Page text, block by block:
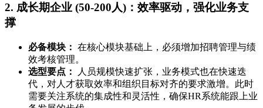
2. 成长期企业 (50-200人)：效率驱动，强化业务支
撑
必备模块： 在核心模块基础上，必须增加招聘管理与绩
效考核管理。
选型要点：
人员规模快速扩张，业务模式也在快速迭
代，对人才获取效率和组织目标对齐的要求激增。此时
需要关注系统的集成性和灵活性，确保HR系统能跟上业